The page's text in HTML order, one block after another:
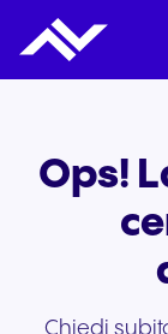
Ops!
Chiedi